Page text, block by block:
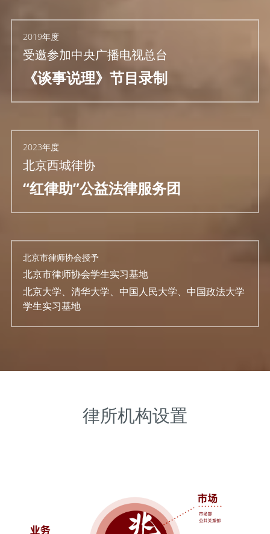
2019年度
受邀参加中央广播电视总台
《谈事说理》节目录制
2023年度
北京西城律协
“红律助”公益法律服务团
北京市律师协会授予
北京市律师协会学生实习基地
北京大学、清华大学、中国人民大学、中国政法大学
学生实习基地
律所机构设置